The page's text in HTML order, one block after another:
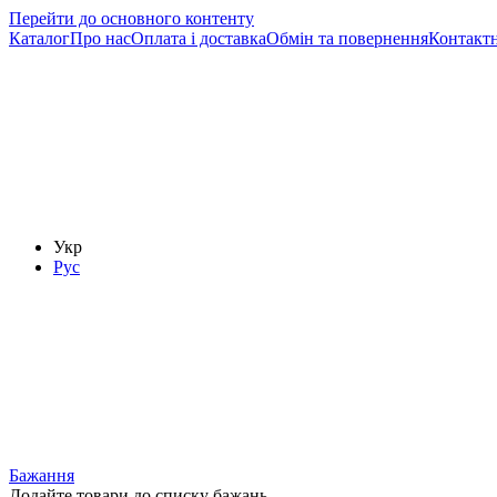
Перейти до основного контенту
КаталогПро насОплата і доставкаОбмін та повернення
Укр
Рус
Бажання